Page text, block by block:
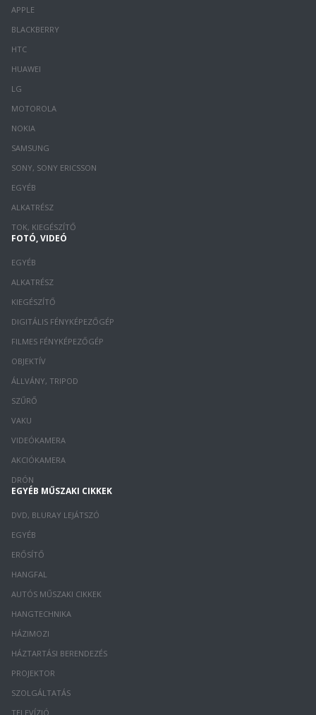
APPLE
BLACKBERRY
HTC
HUAWEI
LG
MOTOROLA
NOKIA
SAMSUNG
SONY, SONY ERICSSON
EGYÉB
ALKATRÉSZ
TOK, KIEGÉSZÍTŐ
FOTÓ, VIDEÓ
EGYÉB
ALKATRÉSZ
KIEGÉSZÍTŐ
DIGITÁLIS FÉNYKÉPEZŐGÉP
FILMES FÉNYKÉPEZŐGÉP
OBJEKTÍV
ÁLLVÁNY, TRIPOD
SZŰRŐ
VAKU
VIDEÓKAMERA
AKCIÓKAMERA
DRÓN
EGYÉB MŰSZAKI CIKKEK
DVD, BLURAY LEJÁTSZÓ
EGYÉB
ERŐSÍTŐ
HANGFAL
AUTÓS MŰSZAKI CIKKEK
HANGTECHNIKA
HÁZIMOZI
HÁZTARTÁSI BERENDEZÉS
PROJEKTOR
SZOLGÁLTATÁS
TELEVÍZIÓ